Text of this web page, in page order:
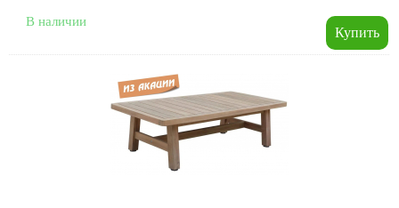
В наличии